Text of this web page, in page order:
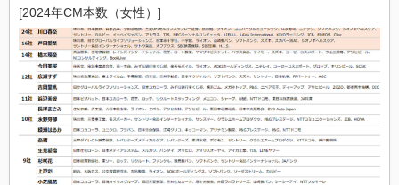
[2024年CM本数（女性）]